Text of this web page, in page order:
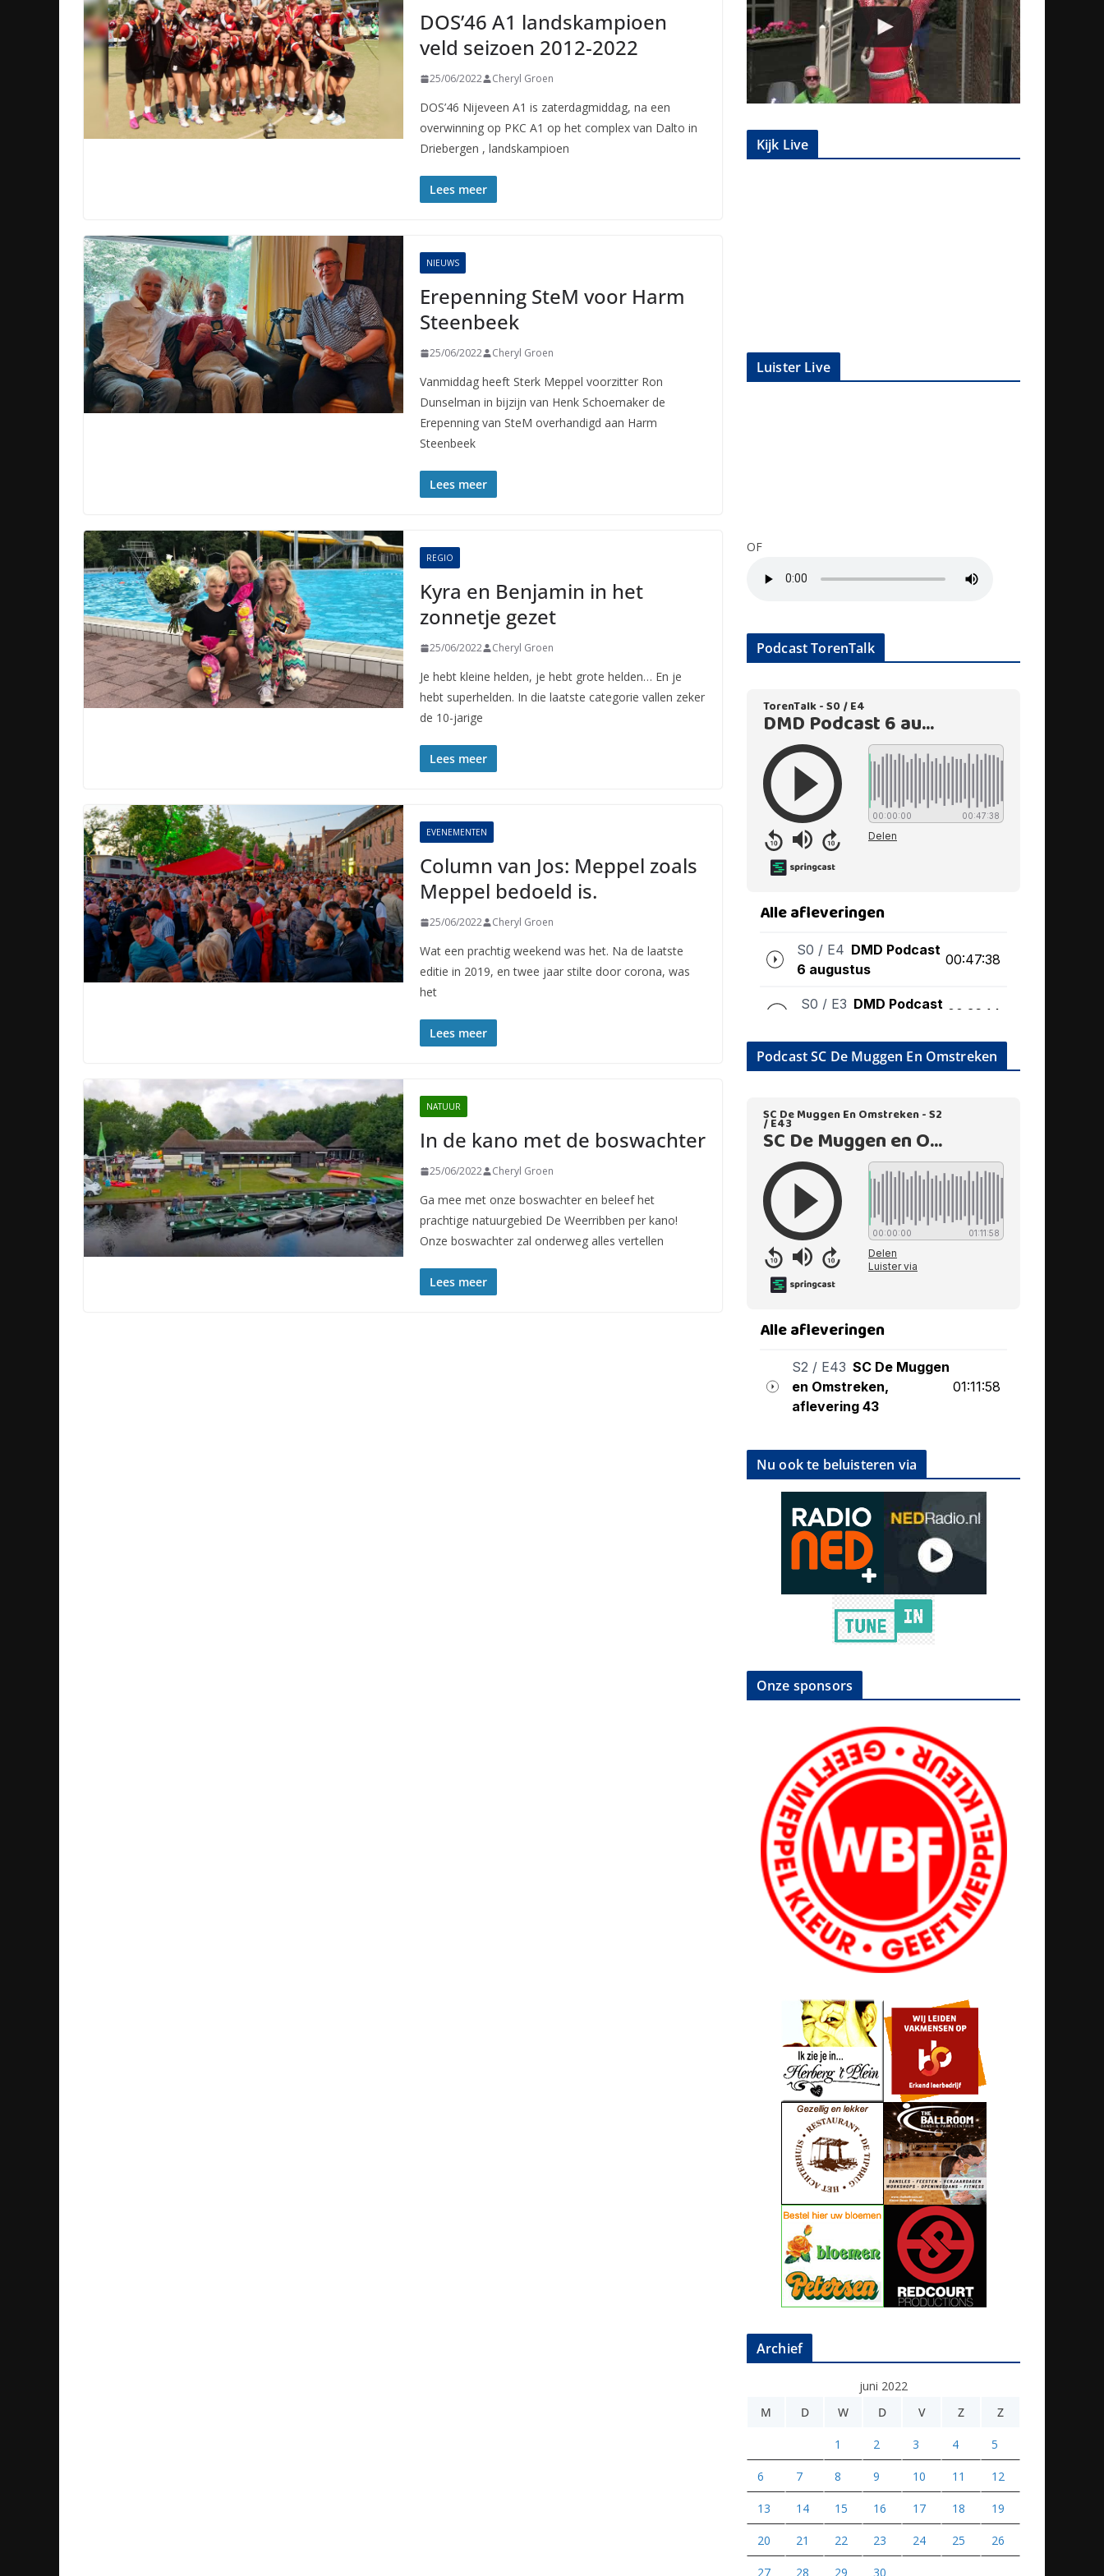
DOS’46 A1 landskampioen
veld seizoen 2012-2022
25/06/2022 Cheryl Groen
DOS’46 Nijeveen A1 is zaterdagmiddag, na een
overwinning op PKC A1 op het complex van Dalto in
Driebergen , landskampioen
Lees meer
NIEUWS
Erepenning SteM voor Harm
Steenbeek
25/06/2022 Cheryl Groen
Vanmiddag heeft Sterk Meppel voorzitter Ron
Dunselman in bijzijn van Henk Schoemaker de
Erepenning van SteM overhandigd aan Harm
Steenbeek
Lees meer
REGIO
Kyra en Benjamin in het
zonnetje gezet
25/06/2022 Cheryl Groen
Je hebt kleine helden, je hebt grote helden… En je
hebt superhelden. In die laatste categorie vallen zeker
de 10-jarige
Lees meer
EVENEMENTEN
Column van Jos: Meppel zoals
Meppel bedoeld is.
25/06/2022 Cheryl Groen
Wat een prachtig weekend was het. Na de laatste
editie in 2019, en twee jaar stilte door corona, was
het
Lees meer
NATUUR
In de kano met de boswachter
25/06/2022 Cheryl Groen
Ga mee met onze boswachter en beleef het
prachtige natuurgebied De Weerribben per kano!
Onze boswachter zal onderweg alles vertellen
Lees meer
Kijk Live
Luister Live
OF
Podcast TorenTalk
Podcast SC De Muggen En Omstreken
Nu ook te beluisteren via
Onze sponsors
Archief
juni 2022
M
D W D V Z Z
1 2 3 4 5
6 7 8 9 10 11 12
13 14 15 16 17 18 19
20 21 22 23 24 25 26
27 28 29 30